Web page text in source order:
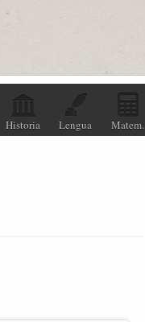
Historia Lengua Matem.